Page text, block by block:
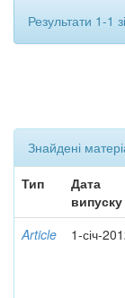
Результати 1-1
Знайдені
Тип
Дата
випуску
Article 1-січ-